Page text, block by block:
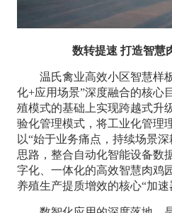
数转提速 打造智慧
温氏禽业高效小区智慧样
化+应用场景”深度融合的核心
殖模式的基础上实现跨越式升
验化管理模式，将工业化管理
以“始于业务痛点，持续场景
思路，整合自动化智能设备数
字化、一体化的高效智慧肉鸡
养殖生产提质增效的核心“加速